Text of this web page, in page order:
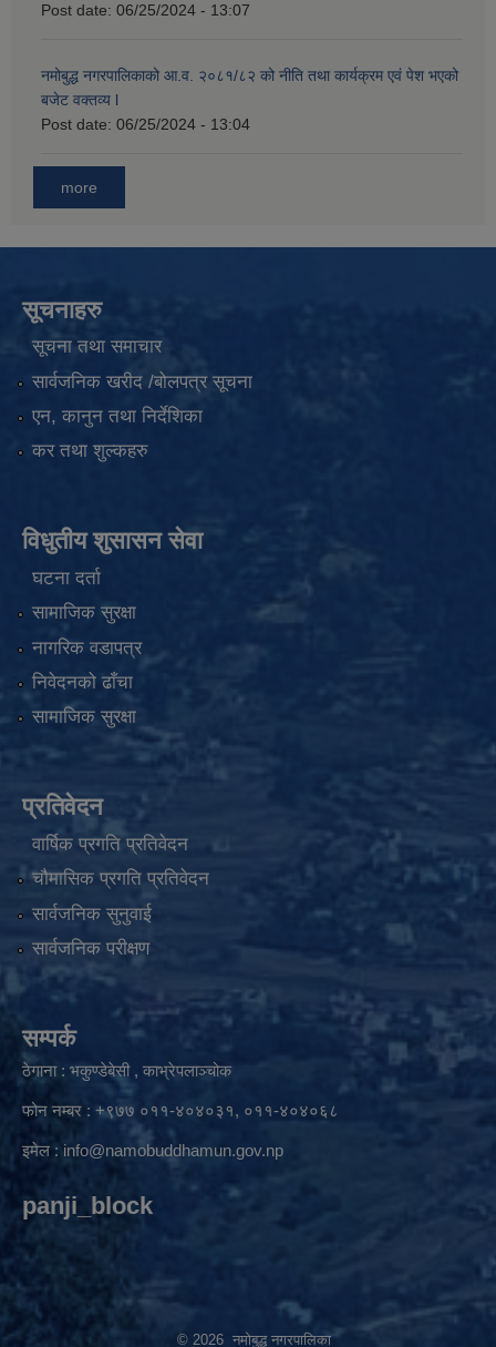
Post date: 06/25/2024 - 13:07
नमोबुद्ध नगरपालिकाको आ‍.व. २०८१/८२ को नीति तथा कार्यक्रम एवं पेश भएको
बजेट वक्तव्य l
Post date: 06/25/2024 - 13:04
more
सूचनाहरु
सूचना तथा समाचार
सार्वजनिक खरीद /बोलपत्र सूचना
एन, कानुन तथा निर्देशिका
कर तथा शुल्कहरु
विधुतीय शुसासन सेवा
घटना दर्ता
सामाजिक सुरक्षा
नागरिक वडापत्र
निवेदनको ढाँचा
सामाजिक सुरक्षा
प्रतिवेदन
वार्षिक प्रगति प्रतिवेदन
चौमासिक प्रगति प्रतिवेदन
सार्वजनिक सुनुवाई
सार्वजनिक परीक्षण
सम्पर्क
ठेगाना : भकुण्डेबेसी , काभ्रेपलाञ्चोक
फोन नम्बर : +९७७ ०११-४०४०३१, ०११-४०४०६८
इमेल : info@namobuddhamun.gov.np
panji_block
© 2026 नमोबुद्ध नगरपालिका